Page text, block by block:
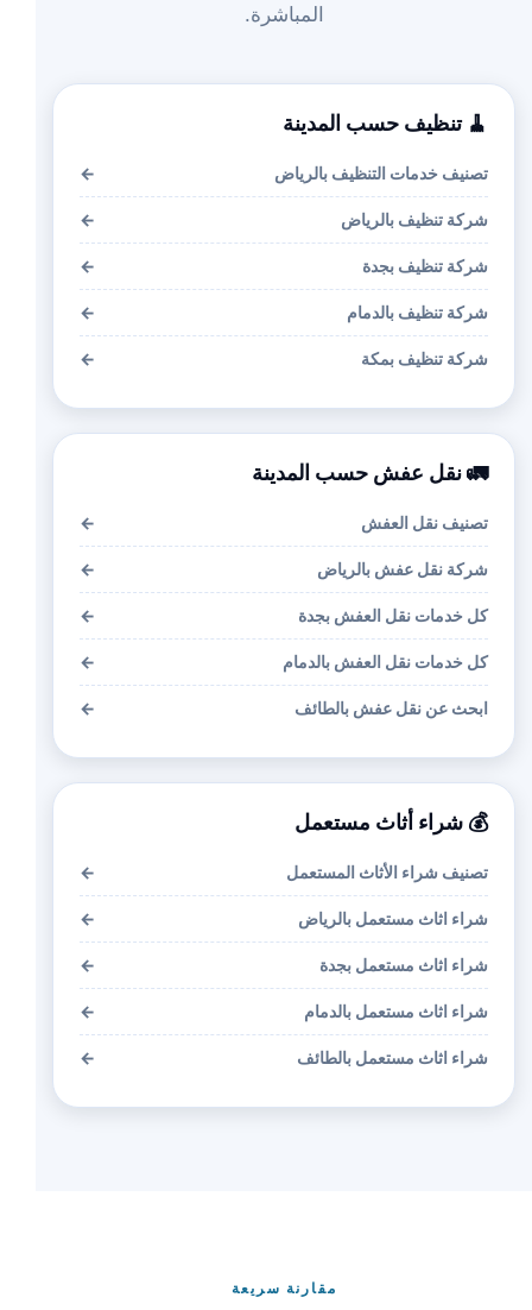
المباشرة.
🧹 تنظيف حسب المدينة
تصنيف خدمات التنظيف بالرياض ←
شركة تنظيف بالرياض ←
شركة تنظيف بجدة ←
شركة تنظيف بالدمام ←
شركة تنظيف بمكة ←
🚛 نقل عفش حسب المدينة
تصنيف نقل العفش ←
شركة نقل عفش بالرياض ←
كل خدمات نقل العفش بجدة ←
كل خدمات نقل العفش بالدمام ←
ابحث عن نقل عفش بالطائف ←
💰 شراء أثاث مستعمل
تصنيف شراء الأثاث المستعمل ←
شراء اثاث مستعمل بالرياض ←
شراء اثاث مستعمل بجدة ←
شراء اثاث مستعمل بالدمام ←
شراء اثاث مستعمل بالطائف ←
مقارنة سريعة